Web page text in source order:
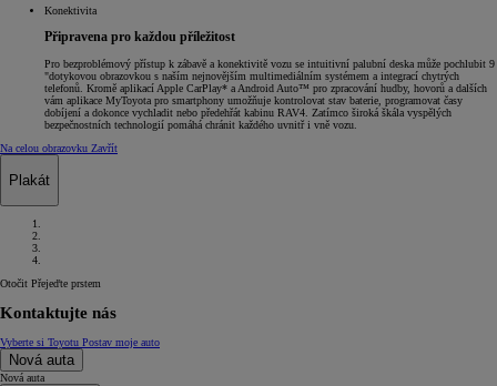
Konektivita
Připravena pro každou příležitost
Pro bezproblémový přístup k zábavě a konektivitě vozu se intuitivní palubní deska může pochlubit 9
"dotykovou obrazovkou s naším nejnovějším multimediálním systémem a integrací chytrých
telefonů. Kromě aplikací Apple CarPlay* a Android Auto™ pro zpracování hudby, hovorů a dalších
vám aplikace MyToyota pro smartphony umožňuje kontrolovat stav baterie, programovat časy
dobíjení a dokonce vychladit nebo předehřát kabinu RAV4. Zatímco široká škála vyspělých
bezpečnostních technologií pomáhá chránit každého uvnitř i vně vozu.
Na celou obrazovku Zavřít
Plakát
Otočit Přejeďte prstem
Kontaktujte nás
Vyberte si Toyotu Postav moje auto
Nová auta
Nová auta